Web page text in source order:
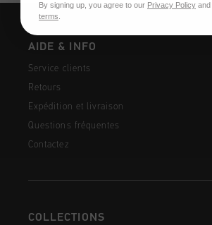
AIDE & INFO
Service clients
Retours
Expédition et livraison
Questions fréquentes
Contactez
COLLECTIONS
By signing up, you agree to our Privacy Policy and
terms